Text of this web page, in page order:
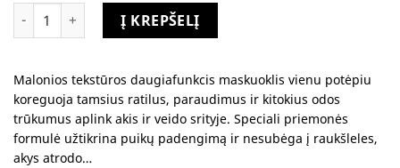
produkto kiekis: Daugiafunkcis maskuoklis 3D Firming
Į KREPŠELĮ
Malonios tekstūros daugiafunkcis maskuoklis vienu potėpiu
koreguoja tamsius ratilus, paraudimus ir kitokius odos
trūkumus aplink akis ir veido srityje. Speciali priemonės
formulė užtikrina puikų padengimą ir nesubėga į raukšleles,
akys atrodo…